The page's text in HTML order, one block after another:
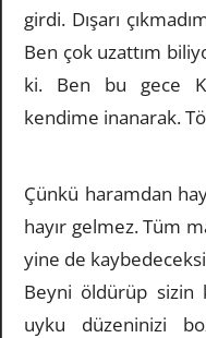
girdi. Dışarı
Ben çok uzattım
ki. Ben bu gece
kendime inanarak.
Çünkü haramdan
hayır gelmez. Tüm
yine de
Beyni öldürüp sizin
uyku düzeninizi